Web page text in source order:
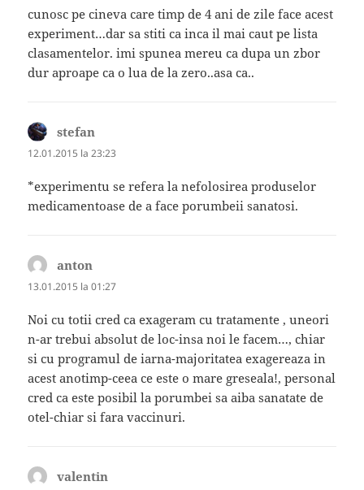
cunosc pe cineva care timp de 4 ani de zile face acest
experiment…dar sa stiti ca inca il mai caut pe lista
clasamentelor. imi spunea mereu ca dupa un zbor
dur aproape ca o lua de la zero..asa ca..
stefan
12.01.2015 la 23:23
*experimentu se refera la nefolosirea produselor
medicamentoase de a face porumbeii sanatosi.
anton
13.01.2015 la 01:27
Noi cu totii cred ca exageram cu tratamente , uneori
n-ar trebui absolut de loc-insa noi le facem…, chiar
si cu programul de iarna-majoritatea exagereaza in
acest anotimp-ceea ce este o mare greseala!, personal
cred ca este posibil la porumbei sa aiba sanatate de
otel-chiar si fara vaccinuri.
valentin